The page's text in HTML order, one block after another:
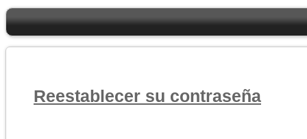
Reestablecer su contraseña